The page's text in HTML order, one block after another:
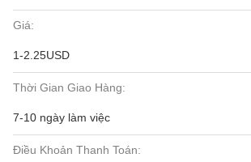
Giá:
1-2.25USD
Thời Gian Giao Hàng:
7-10 ngày làm việc
Điều Khoản Thanh Toán: